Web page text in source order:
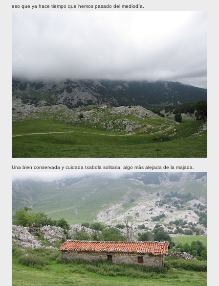
eso que ya hace tiempo que hemos pasado del mediodía.
Una bien conservada y cuidada txabola solitaria, algo más alejada de la majada.